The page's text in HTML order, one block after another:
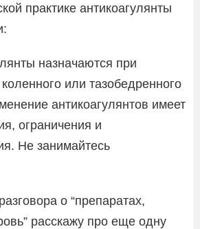
практике антикоагулянты
назначаются при
или тазобедренного
антикоагулянтов имеет
ограничения и
Не занимайтесь
о “препаратах,
расскажу про еще одну